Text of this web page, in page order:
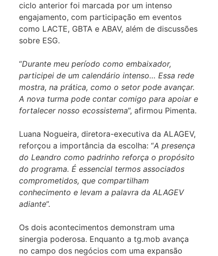
ciclo anterior foi marcada por um intenso
engajamento, com participação em eventos
como LACTE, GBTA e ABAV, além de discussões
sobre ESG.
“Durante meu período como embaixador,
participei de um calendário intenso… Essa rede
mostra, na prática, como o setor pode avançar.
A nova turma pode contar comigo para apoiar e
fortalecer nosso ecossistema”, afirmou Pimenta.
Luana Nogueira, diretora-executiva da ALAGEV,
reforçou a importância da escolha: “A presença
do Leandro como padrinho reforça o propósito
do programa. É essencial termos associados
comprometidos, que compartilham
conhecimento e levam a palavra da ALAGEV
adiante”.
Os dois acontecimentos demonstram uma
sinergia poderosa. Enquanto a tg.mob avança
no campo dos negócios com uma expansão